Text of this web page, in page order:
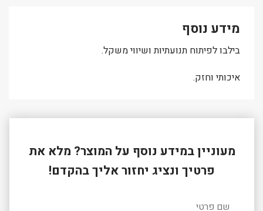
מידע נוסף
בילבו לפיתוח תנועתיות ושיווי משקל.
איכותי וחזק.
מעוניין במידע נוסף על המוצר? מלא את
פרטיך ונציג יחזור אליך בהקדם!
שם פרטי